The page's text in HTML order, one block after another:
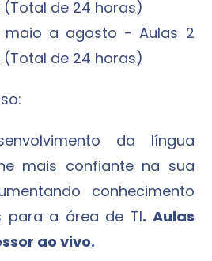
de 24 horas)
maio a agosto - Aulas 2
de 24 horas)
da língua
mais confiante na sua
conhecimento
para a área de TI. Aulas
ao vivo.